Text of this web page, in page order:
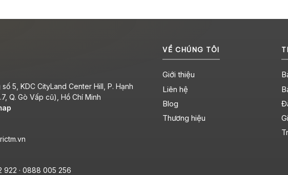
5, KDC CityLand Center Hill, P. Hạnh
Q. Gò Vấp cũ), Hồ Chí Minh
922 · 0888 005 256
VỀ CHÚNG TÔI
Giới thiệu
Liên hệ
Blog
Thương hiệu